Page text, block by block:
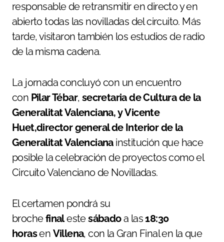
responsable de retransmitir en directo y en
abierto todas las novilladas del circuito. Más
tarde, visitaron también los estudios de radio
de la misma cadena.
La jornada concluyó con un encuentro
con Pilar Tébar, secretaria de Cultura de la
Generalitat Valenciana, y Vicente
Huet,director general de Interior de la
Generalitat Valenciana institución que hace
posible la celebración de proyectos como el
Circuito Valenciano de Novilladas.
El certamen pondrá su
brochefinalestesábadoa las18:30
horasen Villena, con la Gran Final en la que